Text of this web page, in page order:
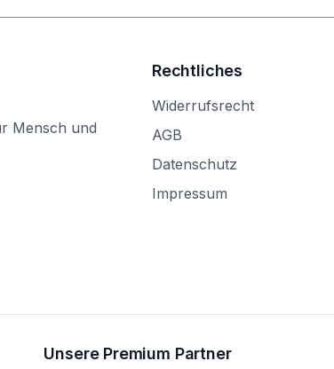
Mensch und
Rechtliches
Widerrufsrecht
AGB
Datenschutz
Impressum
Unsere Premium Partner